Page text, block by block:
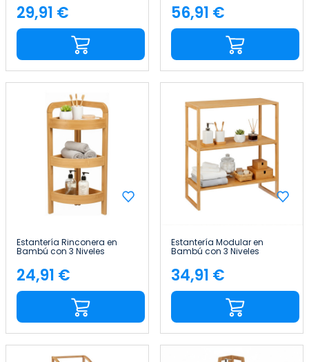
Precio
29,91 € 200kg 180x30x90cm 7house
Precio
56,91 €
Estantería Rinconera en
Bambú con 3 Niveles
Home
Precio
24,91 €
Estantería Modular en
Bambú con 3 Niveles
Thinia Home
Precio
34,91 €